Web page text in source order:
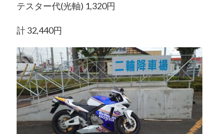
テスター代(光軸) 1,320円
計 32,440円